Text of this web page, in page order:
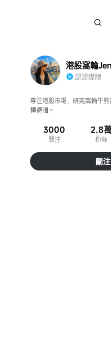
港股窩輪
認證媒體
專注港股市場，研究窩輪牛
擇邏輯。
3000
關注
2.8
粉絲
關注